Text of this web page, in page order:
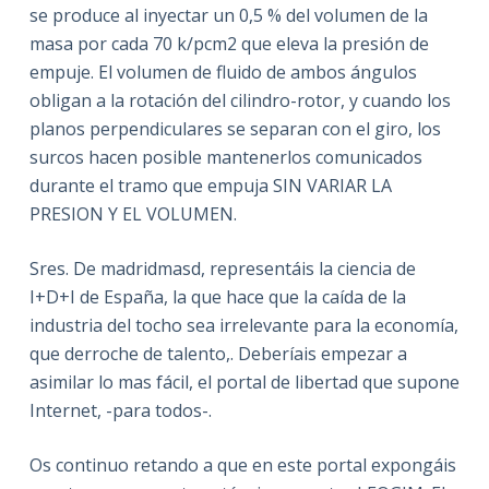
se produce al inyectar un 0,5 % del volumen de la
masa por cada 70 k/pcm2 que eleva la presión de
empuje. El volumen de fluido de ambos ángulos
obligan a la rotación del cilindro-rotor, y cuando los
planos perpendiculares se separan con el giro, los
surcos hacen posible mantenerlos comunicados
durante el tramo que empuja SIN VARIAR LA
PRESION Y EL VOLUMEN.
Sres. De madridmasd, representáis la ciencia de
I+D+I de España, la que hace que la caída de la
industria del tocho sea irrelevante para la economía,
que derroche de talento,. Deberíais empezar a
asimilar lo mas fácil, el portal de libertad que supone
Internet, -para todos-.
Os continuo retando a que en este portal expongáis